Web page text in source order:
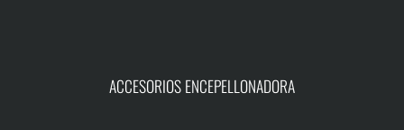
ACCESORIOS ENCEPELLONADORA